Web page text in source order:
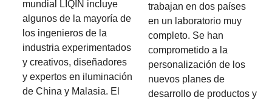
mundial LIQIN incluye
algunos de la mayoría de
los ingenieros de la
industria experimentados
y creativos, diseñadores
y expertos en iluminación
de China y Malasia. El
trabajan en dos países
en un laboratorio muy
completo. Se han
comprometido a la
personalización de los
nuevos planes de
desarrollo de productos y